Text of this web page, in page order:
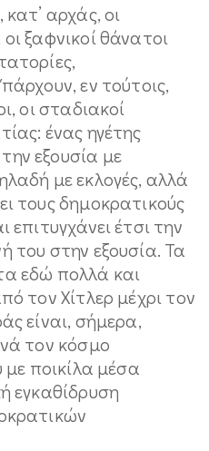
αρχάς, οι
ξαφνικοί θάνατοι
εν τούτοις,
οι σταδιακοί
ένας ηγέτης
εξουσία με
με εκλογές, αλλά
τους δημοκρατικούς
έτσι την
του στην εξουσία. Τα
εδώ πολλά και
τον Χίτλερ μέχρι τον
είναι, σήμερα,
τον κόσμο
με ποικίλα μέσα
εγκαθίδρυση